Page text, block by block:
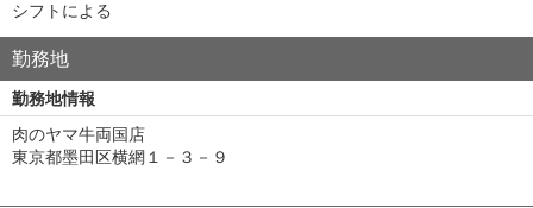
シフトによる
勤務地
勤務地情報
肉のヤマ牛両国店
東京都墨田区横網１－３－９